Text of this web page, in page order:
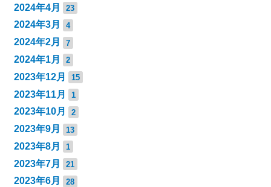
2024年4月 23
2024年3月 4
2024年2月 7
2024年1月 2
2023年12月 15
2023年11月 1
2023年10月 2
2023年9月 13
2023年8月 1
2023年7月 21
2023年6月 28